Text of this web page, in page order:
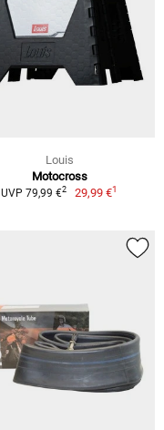
Louis
Motocross
UVP 79,99 €2 29,99 €1